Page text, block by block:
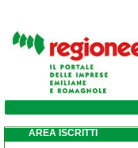
agenzie-
AREA ISCRITTI